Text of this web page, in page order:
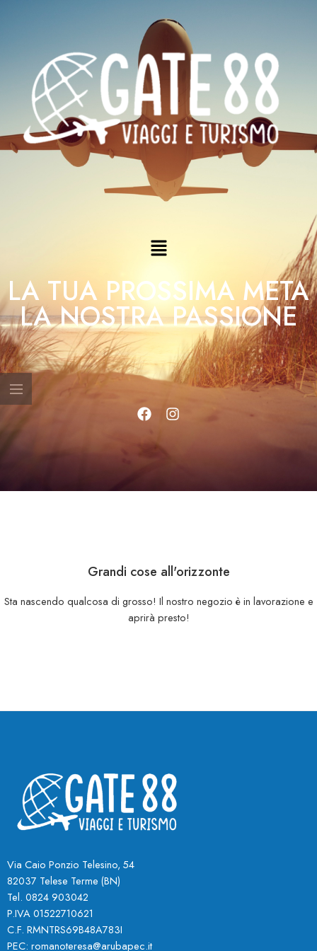
LA TUA PROSSIMA META
LA NOSTRA PASSIONE
Grandi cose all'orizzonte
Sta nascendo qualcosa di grosso! Il nostro negozio è in lavorazione e
aprirà presto!
Via Caio Ponzio Telesino, 54
82037 Telese Terme (BN)
Tel. 0824 903042
P.IVA 01522710621
C.F. RMNTRS69B48A783I
PEC: romanoteresa@arubapec.it